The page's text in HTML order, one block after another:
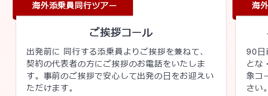
海外添乗員同行ツアー
ご挨拶コール
出発前に 同行する添乗員よりご挨拶を兼ねて、
契約の代表者の方にご挨拶のお電話をいたしま
す。事前のご挨拶で安心して出発の日をお迎えい
ただけます。
海
90日
とな
象コ
さい。